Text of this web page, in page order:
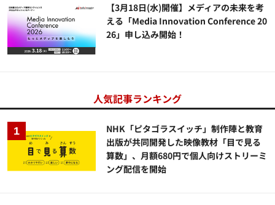
【3月18日(水)開催】メディアの未来を考
える「Media Innovation Conference 20
26」申し込み開始！
人気記事ランキング
NHK「ピタゴラスイッチ」制作陣と教育
出版が共同開発した映像教材「目で見る
算数」、月額680円で個人向けストリーミ
ング配信を開始